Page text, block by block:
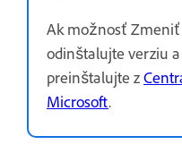
Ak možnosť Zmeniť
odinštalujte verziu
preinštalujte z
Microsoft.